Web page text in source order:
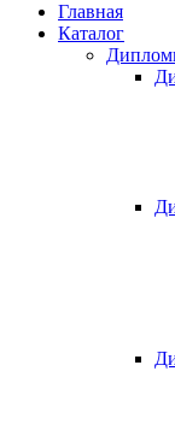
Главная
Каталог